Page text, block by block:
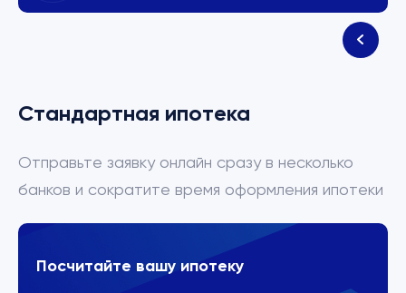
Стандартная ипотека
Отправьте заявку онлайн сразу в несколько
банков и сократите время оформления ипотеки
Посчитайте вашу ипотеку